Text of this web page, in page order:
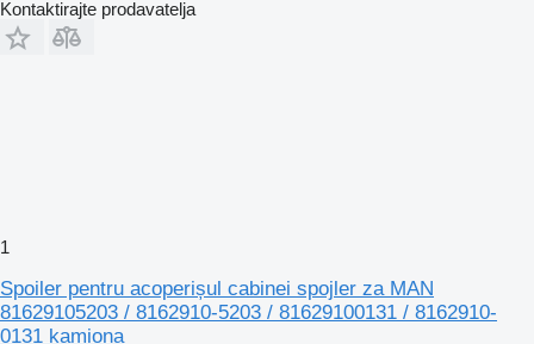
Kontaktirajte prodavatelja
1
Spoiler pentru acoperișul cabinei spojler za MAN
81629105203 / 8162910-5203 / 81629100131 / 8162910-
0131 kamiona